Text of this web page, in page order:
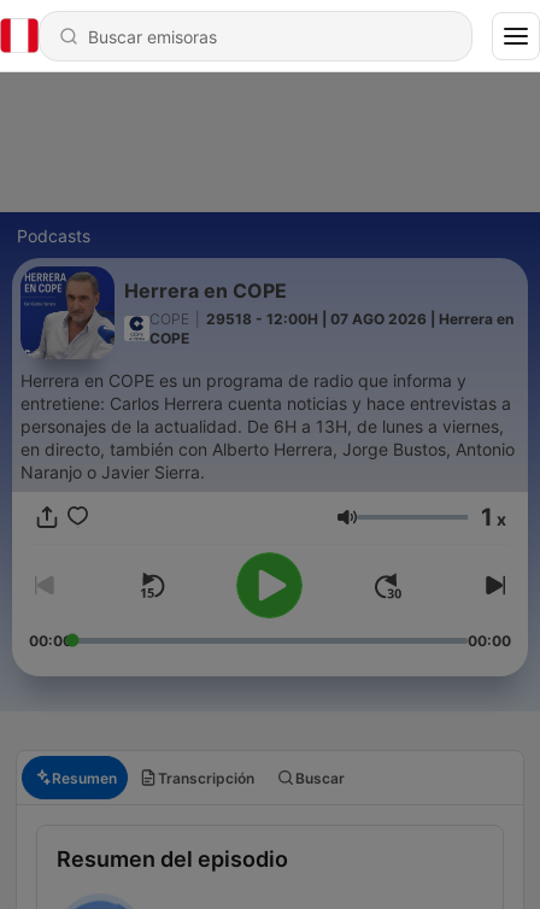
Podcasts
Herrera en COPE
COPE
29518 - 12:00H | 07 AGO 2026 | Herrera en
COPE
Herrera en COPE es un programa de radio que informa y
entretiene: Carlos Herrera cuenta noticias y hace entrevistas a
personajes de la actualidad. De 6H a 13H, de lunes a viernes,
en directo, también con Alberto Herrera, Jorge Bustos, Antonio
Naranjo o Javier Sierra.
Volumen 1 x
00:00 00:00
Resumen Transcripción Buscar
Resumen del episodio